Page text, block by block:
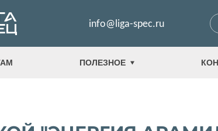
info@liga-spec.ru
ПОЛЕЗНОЕ